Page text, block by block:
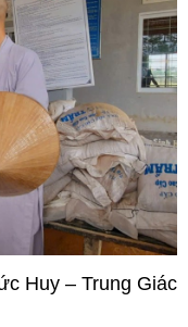
Huy – Trung Giác